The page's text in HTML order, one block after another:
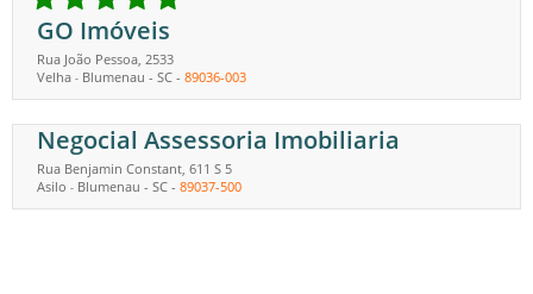
GO Imóveis
Rua João Pessoa, 2533
Velha - Blumenau - SC - 89036-003
Negocial Assessoria Imobiliaria
Rua Benjamin Constant, 611 S 5
Asilo - Blumenau - SC - 89037-500